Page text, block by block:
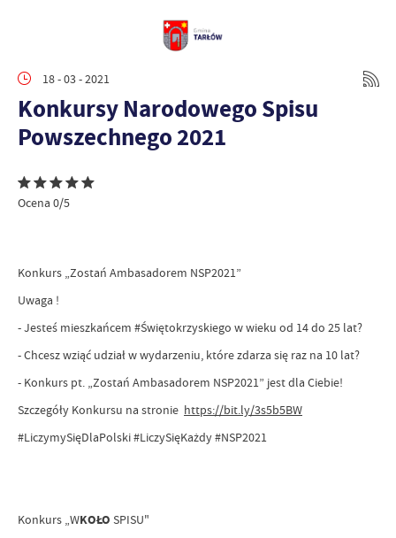
18 - 03 - 2021
Konkursy Narodowego Spisu
Powszechnego 2021
Ocena 0/5
Konkurs „Zostań Ambasadorem NSP2021”
Uwaga !
- Jesteś mieszkańcem #Świętokrzyskiego w wieku od 14 do 25 lat?
- Chcesz wziąć udział w wydarzeniu, które zdarza się raz na 10 lat?
- Konkurs pt. „Zostań Ambasadorem NSP2021” jest dla Ciebie!
Szczegóły Konkursu na stronie https://bit.ly/3s5b5BW
#LiczymySięDlaPolski #LiczySięKażdy #NSP2021
Konkurs „WKOŁO SPISU"